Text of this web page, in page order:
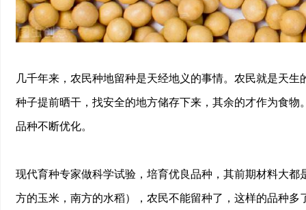
几千年来，农民种地留种是天经地义的事情。农民就是天
种子提前晒干，找安全的地方储存下来，其余的才作为食
品种不断优化。
现代育种专家做科学试验，培育优良品种，其前期材料大
方的玉米，南方的水稻），农民不能留种了，这样的品种